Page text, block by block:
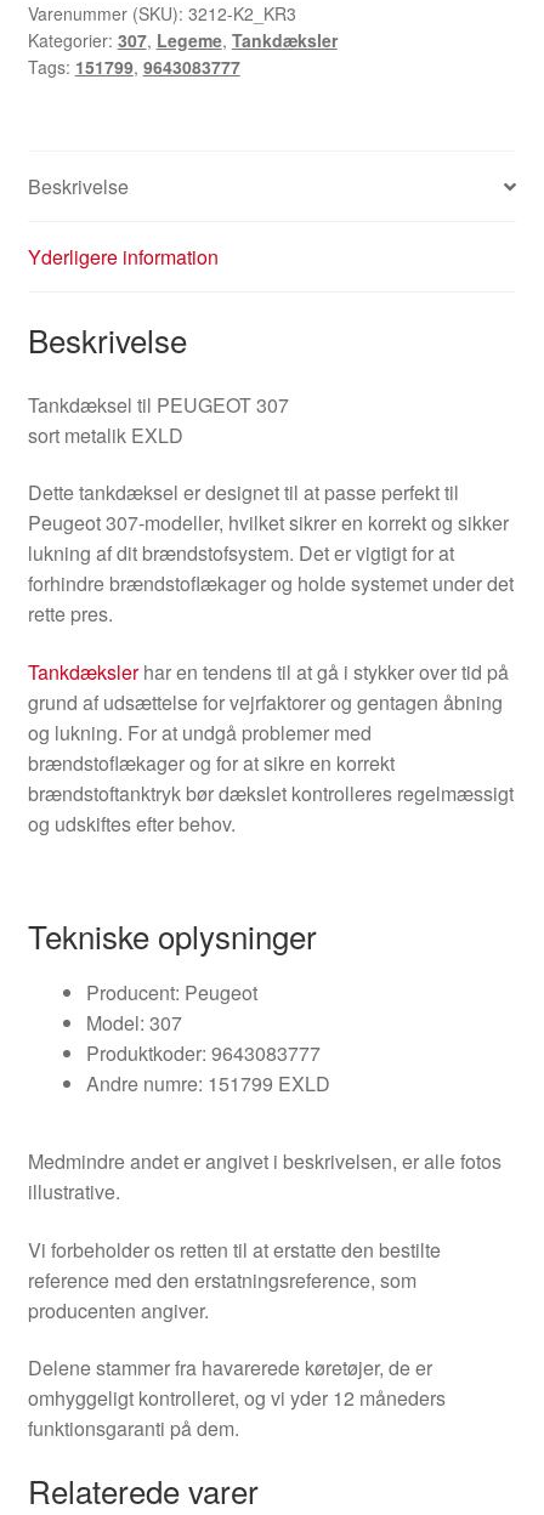
Varenummer (SKU): 3212-K2_KR3
Kategorier: 307, Legeme, Tankdæksler
Tags: 151799, 9643083777
Beskrivelse
Yderligere information
Beskrivelse
Tankdæksel til PEUGEOT 307
sort metalik EXLD
Dette tankdæksel er designet til at passe perfekt til
Peugeot 307-modeller, hvilket sikrer en korrekt og sikker
lukning af dit brændstofsystem. Det er vigtigt for at
forhindre brændstoflækager og holde systemet under det
rette pres.
Tankdækslerhar en tendens til at gå i stykker over tid på
grund af udsættelse for vejrfaktorer og gentagen åbning
og lukning. For at undgå problemer med
brændstoflækager og for at sikre en korrekt
brændstoftanktryk bør dækslet kontrolleres regelmæssigt
og udskiftes efter behov.
Tekniske oplysninger
Producent: Peugeot
Model: 307
Produktkoder: 9643083777
Andre numre: 151799 EXLD
Medmindre andet er angivet i beskrivelsen, er alle fotos
illustrative.
Vi forbeholder os retten til at erstatte den bestilte
reference med den erstatningsreference, som
producenten angiver.
Delene stammer fra havarerede køretøjer, de er
omhyggeligt kontrolleret, og vi yder 12 måneders
funktionsgaranti på dem.
Relaterede varer